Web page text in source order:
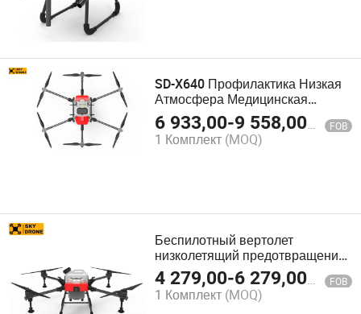
SD-X640 Профилактика Низкая
Атмосфера Медицинская
Коробка Объём 40L Вертолет
Сельскохозяйственный Дрон
Опрыскиватель
6 933,00-9 558,00$ FOB
1 Комплект (MOQ)
Беспилотный вертолет
низколетящий предотвращение
столкновений аграрный БПЛА
сельское хозяйство дрон SD-
X420
4 279,00-6 279,00$ FOB
1 Комплект (MOQ)